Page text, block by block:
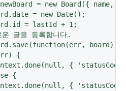
= new Board({ name,
= new Date();
= lastId + 1;
글을 등록합니다.
board) {
{
{
{
{